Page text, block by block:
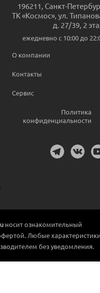
196211, Санкт-
ТК «Космос», ул.
д. 27/39, 2
ежедневно c 10:00 до
О компании
Контакты
Сервис
Политика
конфиденциальности
носит ознакомительный
Любые
без уведомления.